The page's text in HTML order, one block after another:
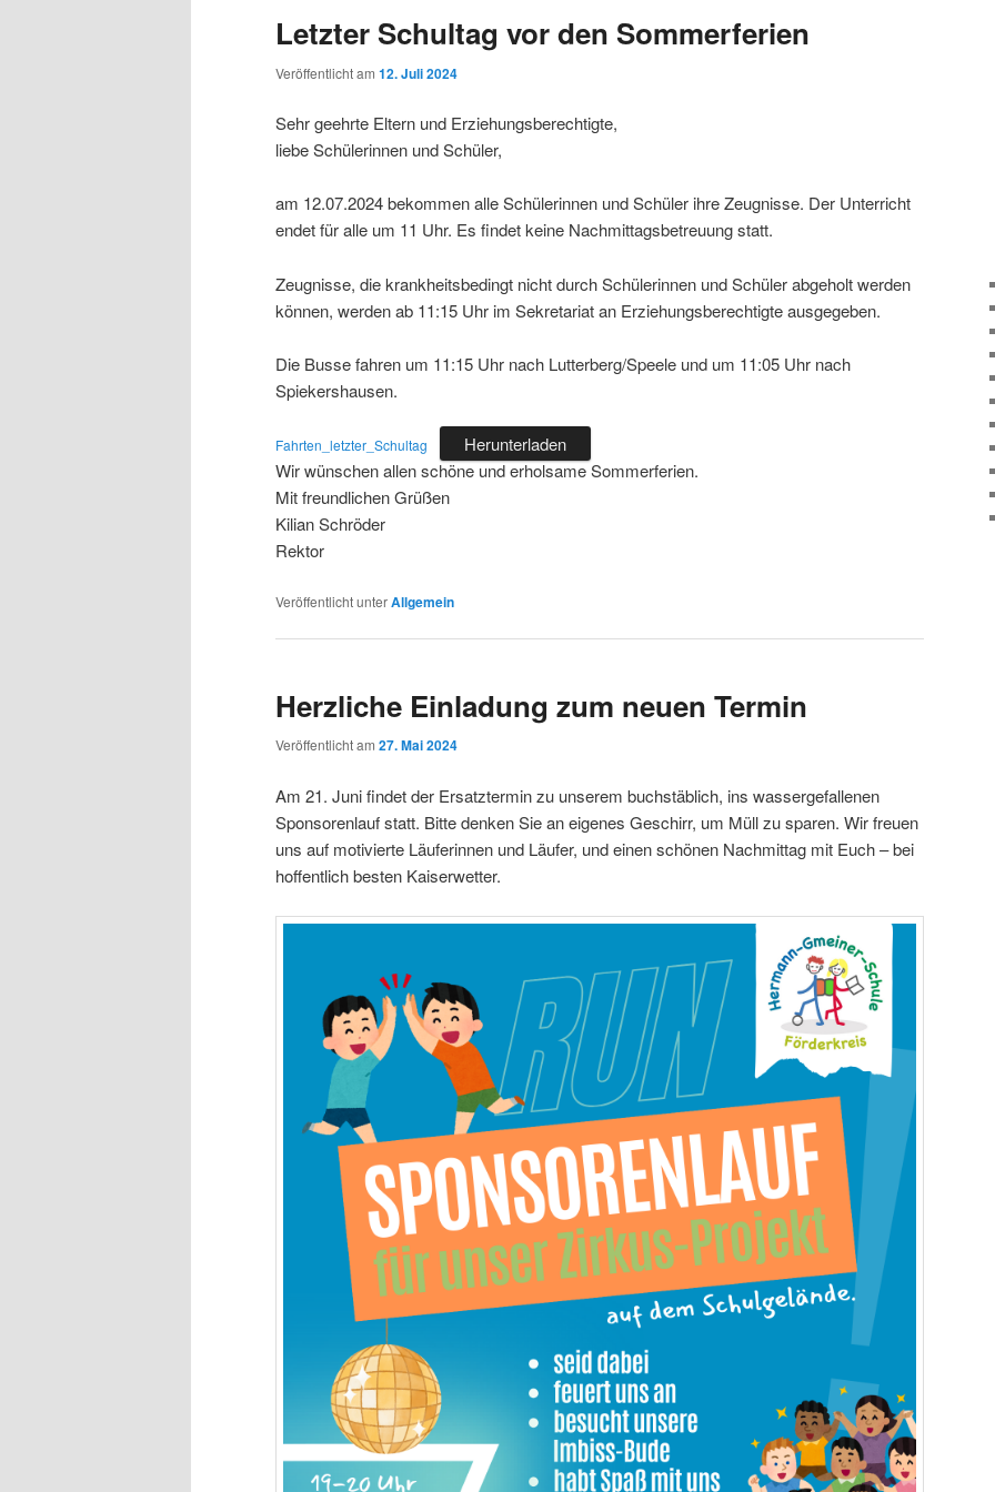
Letzter Schultag vor den Sommerferien
Veröffentlicht am 12. Juli 2024
Sehr geehrte Eltern und Erziehungsberechtigte,
liebe Schülerinnen und Schüler,
am 12.07.2024 bekommen alle Schülerinnen und Schüler ihre Zeugnisse. Der Unterricht
endet für alle um 11 Uhr. Es findet keine Nachmittagsbetreuung statt.
Zeugnisse, die krankheitsbedingt nicht durch Schülerinnen und Schüler abgeholt werden
können, werden ab 11:15 Uhr im Sekretariat an Erziehungsberechtigte ausgegeben.
Die Busse fahren um 11:15 Uhr nach Lutterberg/Speele und um 11:05 Uhr nach
Spiekershausen.
Fahrten_letzter_Schultag
Herunterladen
Wir wünschen allen schöne und erholsame Sommerferien.
Mit freundlichen Grüßen
Kilian Schröder
Rektor
Veröffentlicht unterAllgemein
Herzliche Einladung zum neuen Termin
Veröffentlicht am 27. Mai 2024
Am 21. Juni findet der Ersatztermin zu unserem buchstäblich, ins wassergefallenen
Sponsorenlauf statt. Bitte denken Sie an eigenes Geschirr, um Müll zu sparen. Wir freuen
uns auf motivierte Läuferinnen und Läufer, und einen schönen Nachmittag mit Euch – bei
hoffentlich besten Kaiserwetter.